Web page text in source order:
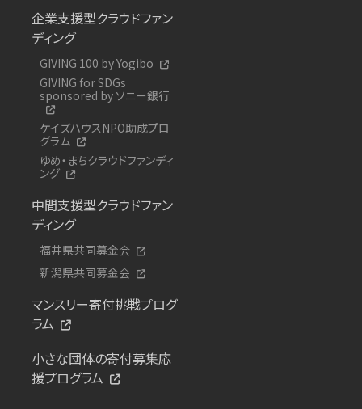
企業支援型クラウドファン
ディング
GIVING 100 by Yogibo
GIVING for SDGs
sponsored by ソニー銀行
ケイズハウスNPO助成プロ
グラム
ゆめ・まちクラウドファンディ
ング
中間支援型クラウドファン
ディング
福井県共同募金会
新潟県共同募金会
マンスリー寄付挑戦プログ
ラム
小さな団体の寄付募集応
援プログラム